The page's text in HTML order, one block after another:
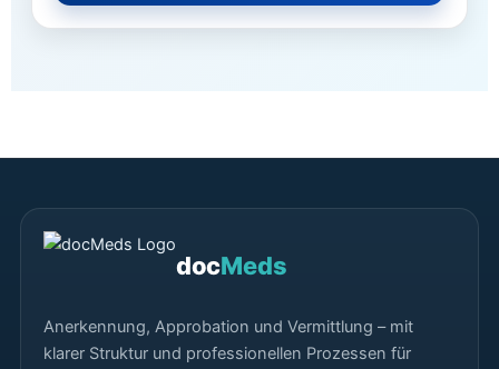
docMeds
Anerkennung, Approbation und Vermittlung – mit
klarer Struktur und professionellen Prozessen für